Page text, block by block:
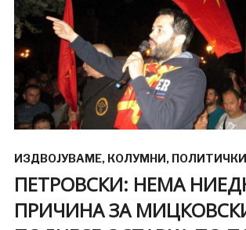
ИЗДВОЈУВАМЕ, КОЛУМНИ,
ПЕТРОВСКИ: НЕМА
ПРИЧИНА ЗА